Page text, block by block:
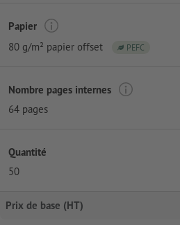
Papier
80 g/m² papier offset
PEFC
Nombre pages internes
64 pages
Quantité
50
Prix de base (HT)